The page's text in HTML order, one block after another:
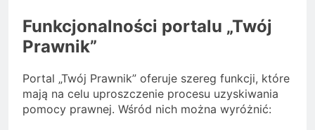
Funkcjonalności portalu „Twój
Prawnik”
Portal „Twój Prawnik” oferuje szereg funkcji, które
mają na celu uproszczenie procesu uzyskiwania
pomocy prawnej. Wśród nich można wyróżnić: